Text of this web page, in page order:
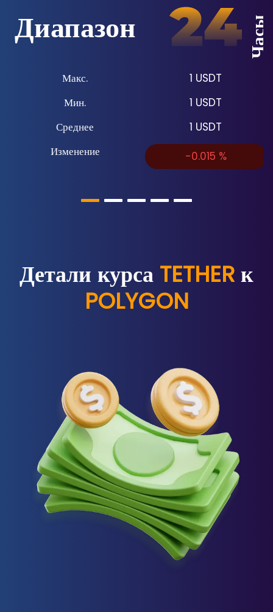
Диапазон
Макс.
Мин.
Среднее
Изменение
Часы
1 USDT
1 USDT
1 USDT
-0.015 %
Детали курса TETHERк
POLYGON